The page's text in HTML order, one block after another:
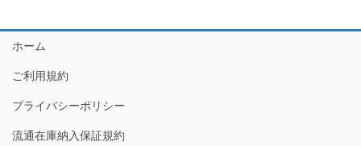
ホーム
ご利用規約
プライバシーポリシー
流通在庫納入保証規約